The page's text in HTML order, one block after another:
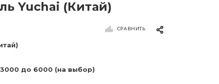
Yuchai (Китай)
СРАВНИТЬ
до 6000 (на выбор)